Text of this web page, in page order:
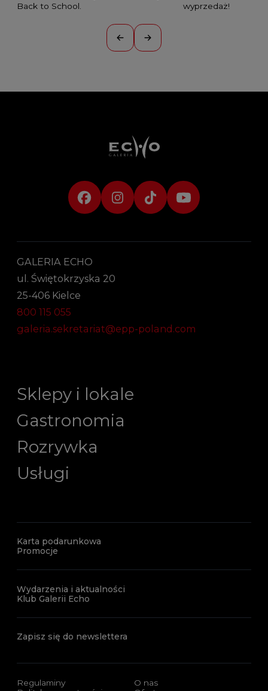
Back to School.
wyprzedaż!
GALERIA ECHO
ul. Świętokrzyska 20
25-406 Kielce
800 115 055
galeria.sekretariat@epp-poland.com
Sklepy i lokale
Gastronomia
Rozrywka
Usługi
Karta podarunkowa
Promocje
Wydarzenia i aktualności
Klub Galerii Echo
Zapisz się do newslettera
Regulaminy
O nas